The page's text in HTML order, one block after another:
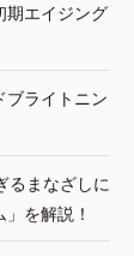
期エイジング
ブライトニン
るまなざしに
を解説！